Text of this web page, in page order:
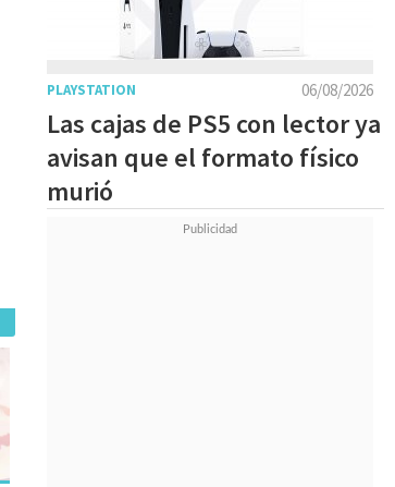
06/08/2026
PLAYSTATION
Las cajas de PS5 con lector ya
avisan que el formato físico
murió